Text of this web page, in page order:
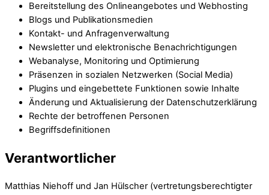
Bereitstellung des Onlineangebotes und Webhosting
Blogs und Publikationsmedien
Kontakt- und Anfragenverwaltung
Newsletter und elektronische Benachrichtigungen
Webanalyse, Monitoring und Optimierung
Präsenzen in sozialen Netzwerken (Social Media)
Plugins und eingebettete Funktionen sowie Inhalte
Änderung und Aktualisierung der Datenschutzerklärung
Rechte der betroffenen Personen
Begriffsdefinitionen
Verantwortlicher
Matthias Niehoff und Jan Hülscher (vertretungsberechtigter